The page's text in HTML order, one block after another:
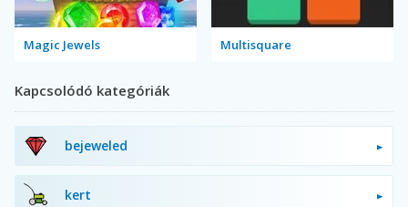
Magic Jewels Multisquare
Kapcsolódó kategóriák
bejeweled
kert